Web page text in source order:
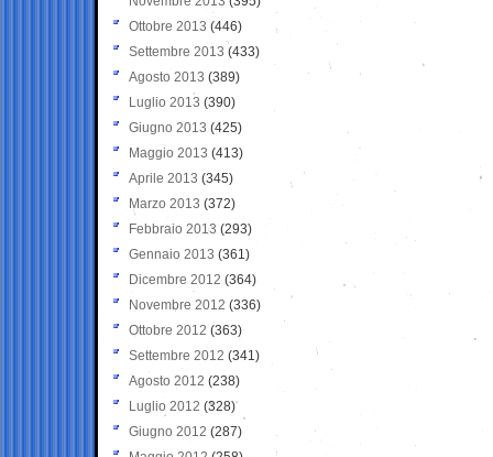
Ottobre 2013 (446)
Settembre 2013 (433)
Agosto 2013 (389)
Luglio 2013 (390)
Giugno 2013 (425)
Maggio 2013 (413)
Aprile 2013 (345)
Marzo 2013 (372)
Febbraio 2013 (293)
Gennaio 2013 (361)
Dicembre 2012 (364)
Novembre 2012 (336)
Ottobre 2012 (363)
Settembre 2012 (341)
Agosto 2012 (238)
Luglio 2012 (328)
Giugno 2012 (287)